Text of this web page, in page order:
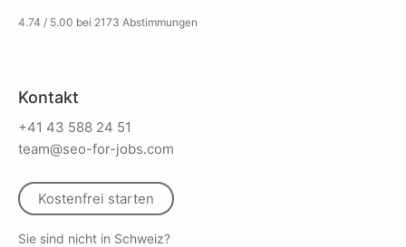
4.74 / 5.00 bei 2173 Abstimmungen
Kontakt
+41 43 588 24 51
team@seo-for-jobs.com
Kostenfrei starten
Sie sind nicht in Schweiz?